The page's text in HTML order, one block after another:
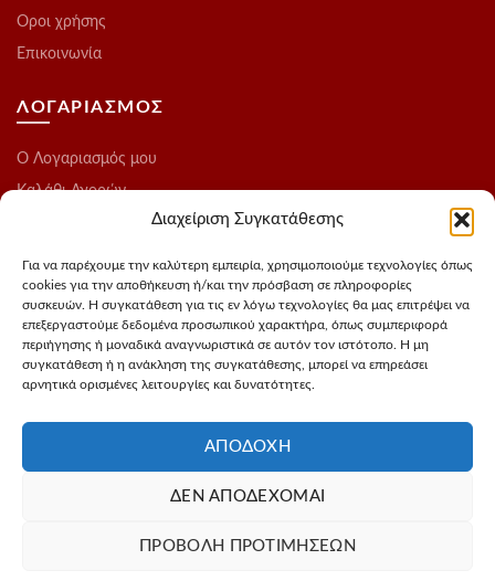
Διαχείριση Συγκατάθεσης
Για να παρέχουμε την καλύτερη εμπειρία, χρησιμοποιούμε τεχνολογίες όπως
cookies για την αποθήκευση ή/και την πρόσβαση σε πληροφορίες
συσκευών. Η συγκατάθεση για τις εν λόγω τεχνολογίες θα μας επιτρέψει να
επεξεργαστούμε δεδομένα προσωπικού χαρακτήρα, όπως συμπεριφορά
περιήγησης ή μοναδικά αναγνωριστικά σε αυτόν τον ιστότοπο. Η μη
συγκατάθεση ή η ανάκληση της συγκατάθεσης, μπορεί να επηρεάσει
αρνητικά ορισμένες λειτουργίες και δυνατότητες.
ΑΠΟΔΟΧΉ
ΔΕΝ ΑΠΟΔΈΧΟΜΑΙ
ΠΡΟΒΟΛΉ ΠΡΟΤΙΜΉΣΕΩΝ
Οροι χρήσης
Επικοινωνία
ΛΟΓΑΡΙΑΣΜΟΣ
O Λογαριασμός μου
Καλάθι Αγορών
Ολοκλήρωση Παραγγελίας
Blog
ΑΚΟΛΟΥΘΗΣΤΕ ΜΑΣ
Instagram
FaceBook
MyIP